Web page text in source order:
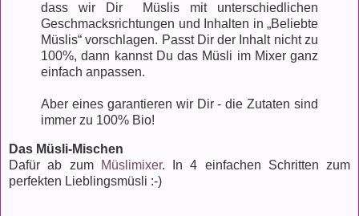
dass wir Dir Müslis mit unterschiedlichen
Geschmacksrichtungen und Inhalten in „Beliebte
Müslis“ vorschlagen. Passt Dir der Inhalt nicht zu
100%, dann kannst Du das Müsli im Mixer ganz
einfach anpassen.
Aber eines garantieren wir Dir - die Zutaten sind
immer zu 100% Bio!
Das Müsli-Mischen
Dafür ab zum
Müslimixer. In 4 einfachen Schritten zum
perfekten Lieblingsmüsli :-)